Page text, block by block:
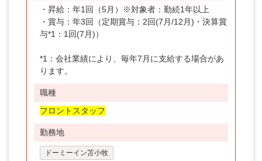
・昇給：年1回（5月）※対象者：勤続1年以上
・賞与：年3回（定期賞与：2回(7月/12月)・決算賞
与*1：1回(7月)）
*1：会社業績により、毎年7月に支給する場合があ
ります。
職種
フロントスタッフ
勤務地
ドーミーイン苫小牧